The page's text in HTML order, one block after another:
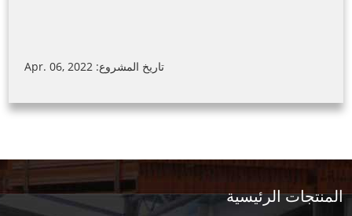
تاريخ المشروع: Apr. 06, 2022
المنتجات الرئيسية